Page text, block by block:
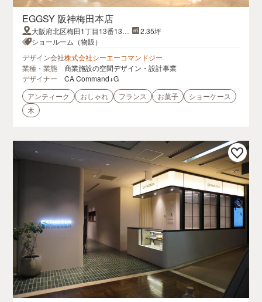
EGGSY 阪神梅田本店
大阪府北区梅田1丁目13番13号
阪神梅田本店 地下1階 スイーツ
2.35坪
ショールーム（物販）
デザイン会社株式会社シーエーコマンドジー
業種・業態
商業施設の空間デザイン・設計事業
デザイナー
CA Command+G
アンティーク
おしゃれ フランス お菓子
ショーケース
木